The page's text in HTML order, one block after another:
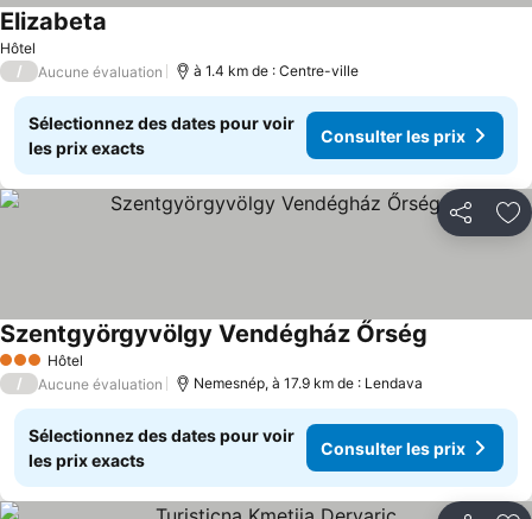
Hôtel
Elizabeta
/ Aucune évaluation à 1.4 km de : Centre-ville
Sélectionnez des dates pour voir
les prix exacts
Consulter les prix
Partager
3 ÉtoilesHôtel
Szentgyörgyvölgy Vendégház Őrség
/ Aucune évaluation Nemesnép, à 17.9 km de : Lendava
Sélectionnez des dates pour voir
les prix exacts
Consulter les prix